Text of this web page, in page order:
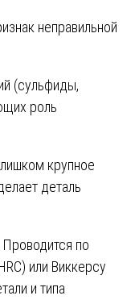
неправильной
(сульфиды,
роль
крупное
деталь
Проводится по
или Виккерсу
и типа